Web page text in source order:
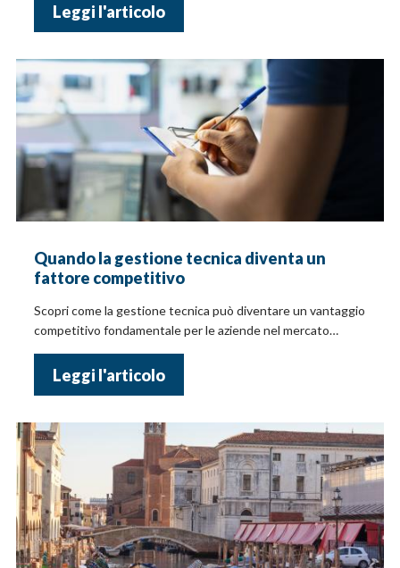
Leggi l'articolo
Quando la gestione tecnica diventa un
fattore competitivo
Scopri come la gestione tecnica può diventare un vantaggio
competitivo fondamentale per le aziende nel mercato
Leggi l'articolo